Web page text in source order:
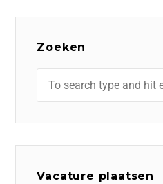
Zoeken
Vacature plaatsen